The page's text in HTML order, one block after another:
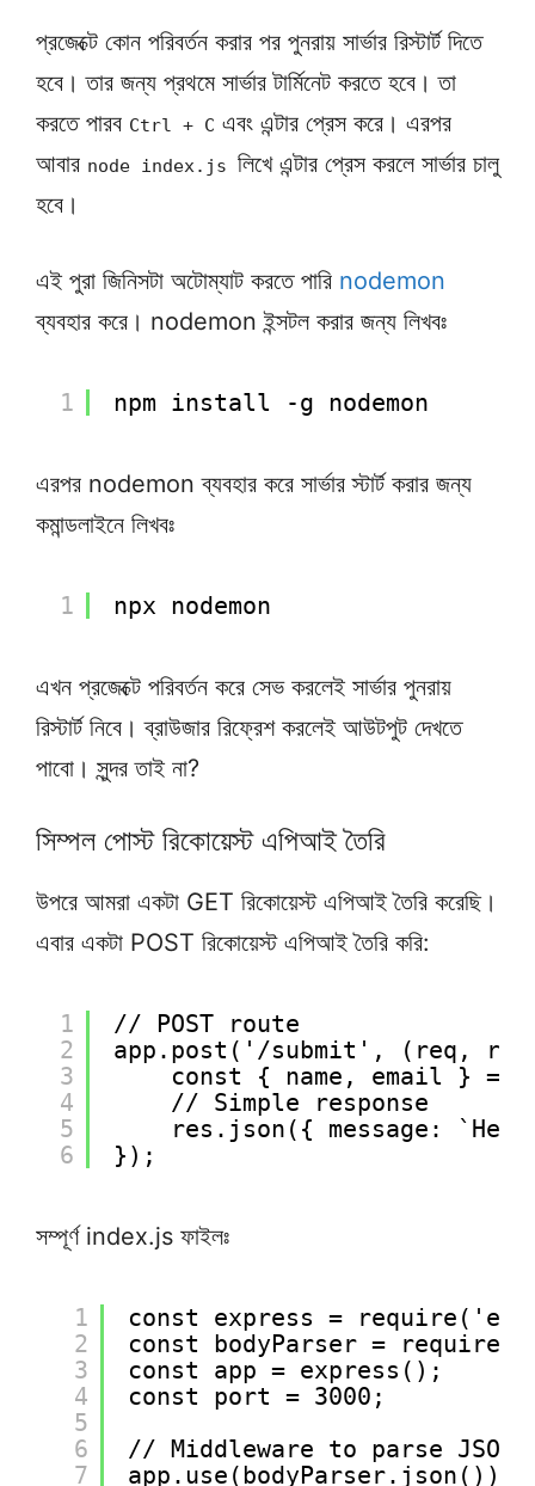
প্রজেক্টে কোন পরিবর্তন করার পর পুনরায় সার্ভার রিস্টার্ট দিতে
হবে। তার জন্য প্রথমে সার্ভার টার্মিনেট করতে হবে। তা
করতে পারব Ctrl + C এবং এন্টার প্রেস করে। এরপর
আবার node index.js লিখে এন্টার প্রেস করলে সার্ভার চালু
হবে।
এই পুরা জিনিসটা অটোম্যাট করতে পারি nodemon
ব্যবহার করে। nodemon ইন্সটল করার জন্য লিখবঃ
1 npm install -g nodemon
এরপর nodemon ব্যবহার করে সার্ভার স্টার্ট করার জন্য
কমান্ডলাইনে লিখবঃ
1 npx nodemon
এখন প্রজেক্টে পরিবর্তন করে সেভ করলেই সার্ভার পুনরায়
রিস্টার্ট নিবে। ব্রাউজার রিফ্রেশ করলেই আউটপুট দেখতে
পাবো। সুন্দর তাই না?
সিম্পল পোস্ট রিকোয়েস্ট এপিআই তৈরি
উপরে আমরা একটা GET রিকোয়েস্ট এপিআই তৈরি করেছি।
এবার একটা POST রিকোয়েস্ট এপিআই তৈরি করি:
1
2
3
4
5
6
// POST route
app.post('/submit', (req,
const { name, email } =
// Simple response
res.json({ message:
});
সম্পূর্ণ index.js ফাইলঃ
1
2
3
4
5
6
7
const express =
const bodyParser =
const app = express();
const port = 3000;
// Middleware to parse JSON
app.use(bodyParser.json());